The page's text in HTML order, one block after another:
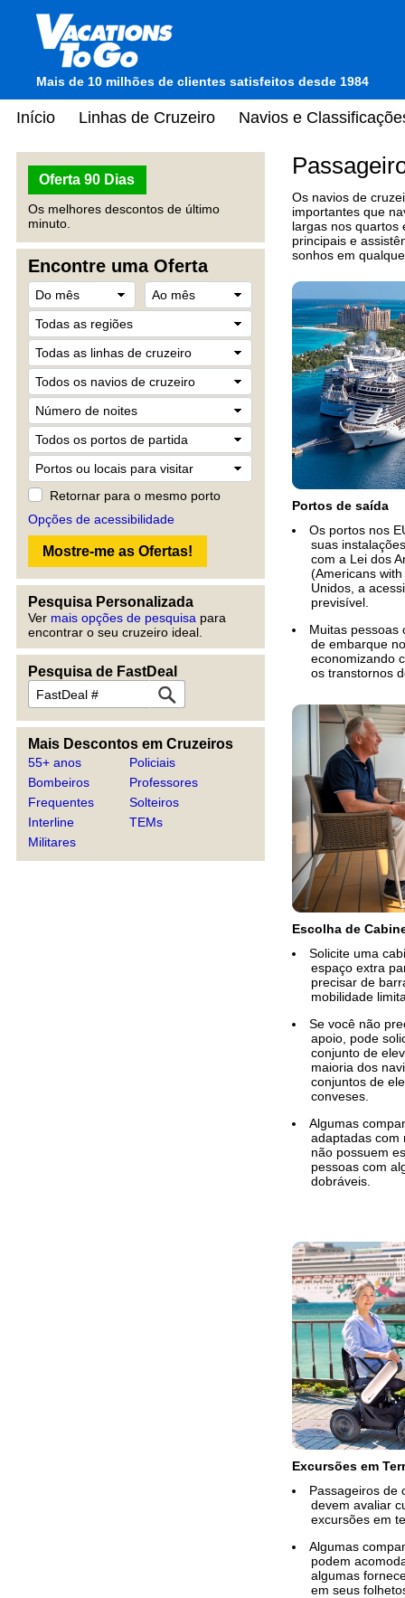
Mais de 10 milhões de clientes satisfeitos desde 1984
Início Linhas de Cruzeiro Navios e
Oferta 90 Dias
Os melhores descontos de último
minuto.
Encontre uma Oferta
Retornar para o mesmo porto
Opções de acessibilidade
Pesquisa Personalizada
Ver mais opções de pesquisa para
encontrar o seu cruzeiro ideal.
Pesquisa de FastDeal
Mais Descontos em Cruzeiros
55+ anos
Bombeiros
Frequentes
Interline
Militares
Policiais
Professores
Solteiros
TEMs
Os navios de
importantes que
largas nos quartos
principais e
sonhos em
Portos de saída
Os portos nos
suas
com a Lei dos
(Americans
Unidos, a
previsível.
Muitas pessoas
de embarque
economizando
os transtornos
Escolha de
Solicite uma
espaço extra
precisar de
mobilidade
Se você não
apoio, pode
conjunto de
maioria dos
conjuntos de
conveses.
Algumas
adaptadas com
não possuem
pessoas com
dobráveis.
Excursões em
Passageiros de
devem avaliar
excursões em
Algumas
podem
algumas
em seus